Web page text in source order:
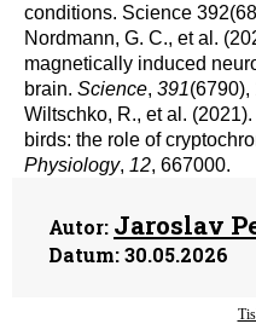
conditions. Science
Nordmann, G. C., et al.
magnetically induced
brain. Science, 391(6790),
Wiltschko, R., et al.
birds: the role of
Physiology, 12, 667000.
Autor: Jaroslav
Datum:30.05.2026